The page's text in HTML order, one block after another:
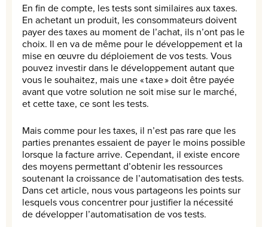
En fin de compte, les tests sont similaires aux taxes.
En achetant un produit, les consommateurs doivent
payer des taxes au moment de l’achat, ils n’ont pas le
choix. Il en va de même pour le développement et la
mise en œuvre du déploiement de vos tests. Vous
pouvez investir dans le développement autant que
vous le souhaitez, mais une « taxe » doit être payée
avant que votre solution ne soit mise sur le marché,
et cette taxe, ce sont les tests.
Mais comme pour les taxes, il n’est pas rare que les
parties prenantes essaient de payer le moins possible
lorsque la facture arrive. Cependant, il existe encore
des moyens permettant d’obtenir les ressources
soutenant la croissance de l’automatisation des tests.
Dans cet article, nous vous partageons les points sur
lesquels vous concentrer pour justifier la nécessité
de développer l’automatisation de vos tests.